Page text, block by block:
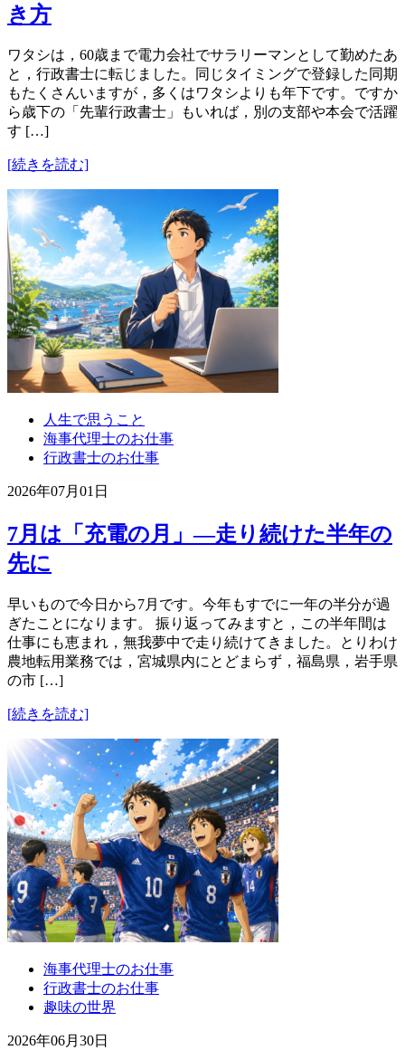
き方
ワタシは，60歳まで電力会社でサラリーマンとして勤めたあ
と，行政書士に転じました。同じタイミングで登録した同期
もたくさんいますが，多くはワタシよりも年下です。ですか
ら歳下の「先輩行政書士」もいれば，別の支部や本会で活躍
す […]
[続きを読む]
人生で思うこと
海事代理士のお仕事
行政書士のお仕事
2026年07月01日
7月は「充電の月」―走り続けた半年の
先に
早いもので今日から7月です。今年もすでに一年の半分が過
ぎたことになります。 振り返ってみますと，この半年間は
仕事にも恵まれ，無我夢中で走り続けてきました。とりわけ
農地転用業務では，宮城県内にとどまらず，福島県，岩手県
の市 […]
[続きを読む]
海事代理士のお仕事
行政書士のお仕事
趣味の世界
2026年06月30日